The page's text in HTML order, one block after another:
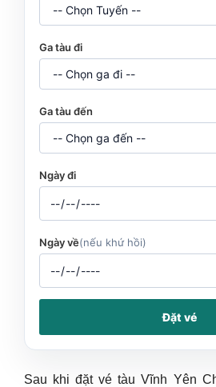
Ga tàu đi
Ga tàu đến
Ngày đi
Ngày về(nếu khứ hồi)
Đặt vé
Sau khi đặt vé tàu Vĩnh Yên